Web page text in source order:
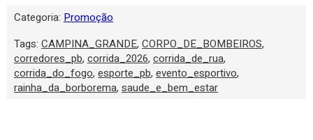
Categoria: Promoção
Tags: CAMPINA_GRANDE, CORPO_DE_BOMBEIROS,
corredores_pb, corrida_2026, corrida_de_rua,
corrida_do_fogo, esporte_pb, evento_esportivo,
rainha_da_borborema, saude_e_bem_estar